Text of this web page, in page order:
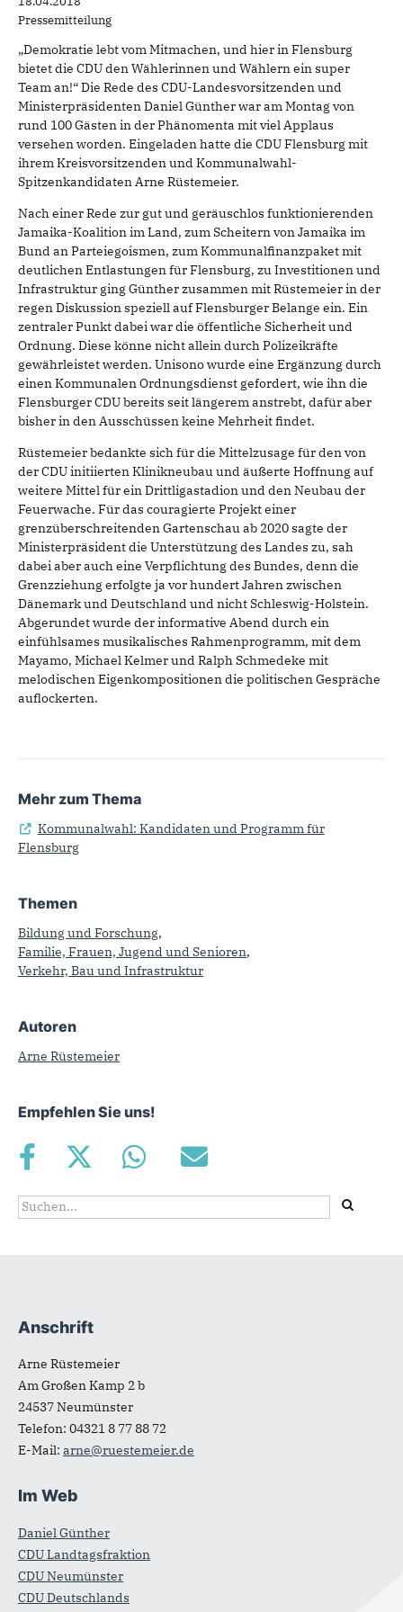
Pressemitteilung
„Demokratie lebt vom Mitmachen, und hier in Flensburg
bietet die CDU den Wählerinnen und Wählern ein super
Team an!“ Die Rede des CDU-Landesvorsitzenden und
Ministerpräsidenten Daniel Günther war am Montag von
rund 100 Gästen in der Phänomenta mit viel Applaus
versehen worden. Eingeladen hatte die CDU Flensburg mit
ihrem Kreisvorsitzenden und Kommunalwahl-
Spitzenkandidaten Arne Rüstemeier.
Nach einer Rede zur gut und geräuschlos funktionierenden
Jamaika-Koalition im Land, zum Scheitern von Jamaika im
Bund an Parteiegoismen, zum Kommunalfinanzpaket mit
deutlichen Entlastungen für Flensburg, zu Investitionen und
Infrastruktur ging Günther zusammen mit Rüstemeier in der
regen Diskussion speziell auf Flensburger Belange ein. Ein
zentraler Punkt dabei war die öffentliche Sicherheit und
Ordnung. Diese könne nicht allein durch Polizeikräfte
gewährleistet werden. Unisono wurde eine Ergänzung durch
einen Kommunalen Ordnungsdienst gefordert, wie ihn die
Flensburger CDU bereits seit längerem anstrebt, dafür aber
bisher in den Ausschüssen keine Mehrheit findet.
Rüstemeier bedankte sich für die Mittelzusage für den von
der CDU initiierten Klinikneubau und äußerte Hoffnung auf
weitere Mittel für ein Drittligastadion und den Neubau der
Feuerwache. Für das couragierte Projekt einer
grenzüberschreitenden Gartenschau ab 2020 sagte der
Ministerpräsident die Unterstützung des Landes zu, sah
dabei aber auch eine Verpflichtung des Bundes, denn die
Grenzziehung erfolgte ja vor hundert Jahren zwischen
Dänemark und Deutschland und nicht Schleswig-Holstein.
Abgerundet wurde der informative Abend durch ein
einfühlsames musikalisches Rahmenprogramm, mit dem
Mayamo, Michael Kelmer und Ralph Schmedeke mit
melodischen Eigenkompositionen die politischen Gespräche
auflockerten.
Mehr zum Thema
Kommunalwahl: Kandidaten und Programm für
Flensburg
Themen
Bildung und Forschung,
Familie, Frauen, Jugend und Senioren,
Verkehr, Bau und Infrastruktur
Autoren
Arne Rüstemeier
Empfehlen Sie uns!
Suchformular
Suche
Fußbereich
Anschrift
Arne Rüstemeier
Am Großen Kamp 2 b
24537Neumünster
Telefon: 04321 8 77 88 72
E-Mail: arne@ruestemeier.de
Im Web
Daniel Günther
CDU Landtagsfraktion
CDU Neumünster
CDU Deutschlands